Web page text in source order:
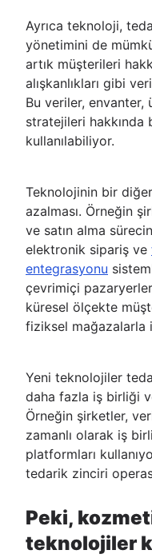
Ayrıca teknoloji,
yönetimini de
artık müşterileri
alışkanlıkları gibi
Bu veriler, envanter,
stratejileri
kullanılabiliyor.
Teknolojinin bir
azalması. Örneğin
ve satın alma
elektronik sipariş ve
entegrasyonu
çevrimiçi
küresel ölçekte
fiziksel mağazalarla
Yeni teknolojiler
daha fazla iş birliği
Örneğin şirketler,
zamanlı olarak iş
platformları
tedarik zinciri
Peki,
teknolojiler